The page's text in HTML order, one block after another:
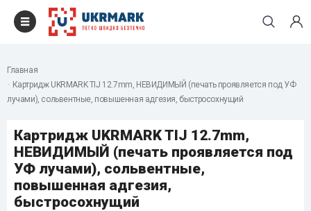
Главная
Картридж UKRMARK TIJ 12.7mm, НЕВИДИМЫЙ (печать проявляется под УФ
лучами), сольвентные, повышенная адгезия, быстросохнущий
Картридж UKRMARK TIJ 12.7mm,
НЕВИДИМЫЙ (печать проявляется под
УФ лучами), сольвентные,
повышенная адгезия,
быстросохнущий